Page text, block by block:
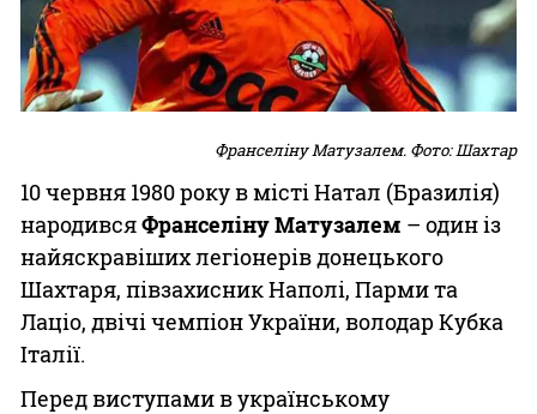
Франселіну Матузалем. Фото: Шахтар
10 червня 1980 року в місті Натал (Бразилія)
народивсяФранселіну Матузалем – один із
найяскравіших легіонерів донецького
Шахтаря, півзахисник Наполі, Парми та
Лаціо, двічі чемпіон України, володар Кубка
Італії.
Перед виступами в українському